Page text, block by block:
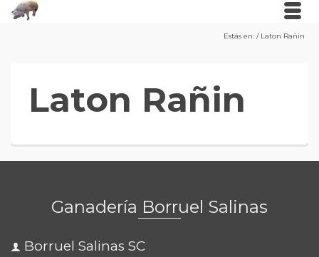
Estás en: / Laton Rañin
Laton Rañin
Ganadería Borruel Salinas
Borruel Salinas SC